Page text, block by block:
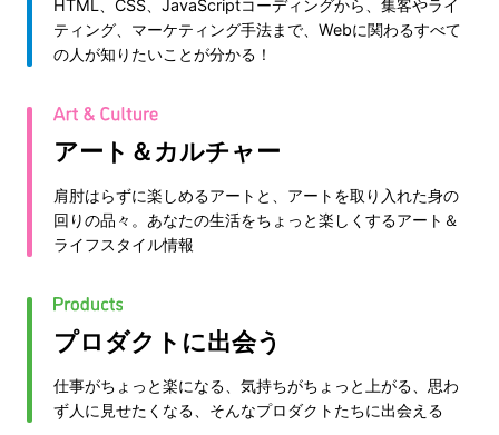
HTML、CSS、JavaScriptコーディングから、集客やライ
ティング、マーケティング手法まで、Webに関わるすべて
の人が知りたいことが分かる！
アート＆カルチャー
肩肘はらずに楽しめるアートと、アートを取り入れた身の
回りの品々。あなたの生活をちょっと楽しくするアート＆
ライフスタイル情報
プロダクトに出会う
仕事がちょっと楽になる、気持ちがちょっと上がる、思わ
ず人に見せたくなる、そんなプロダクトたちに出会える